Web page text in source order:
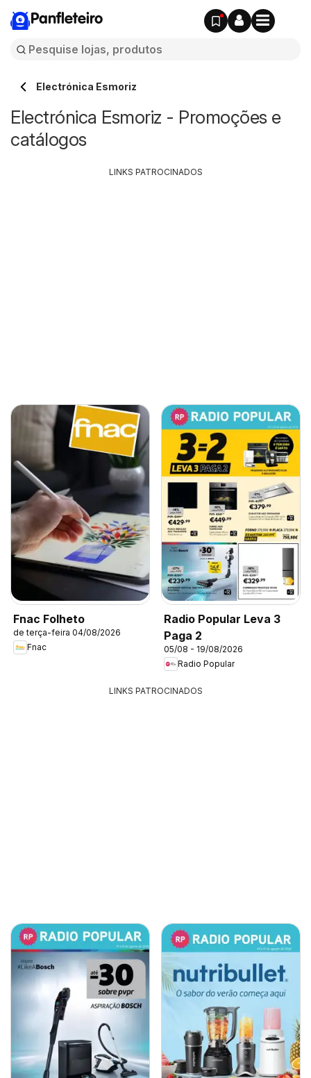
Panfleteiro
Electrónica Esmoriz
Electrónica Esmoriz - Promoções e
catálogos
Fnac Folheto
de terça-feira 04/08/2026
Fnac
Radio Popular Leva 3
Paga 2
05/08 - 19/08/2026
Radio Popular
LINKS PATROCINADOS
LINKS PATROCINADOS